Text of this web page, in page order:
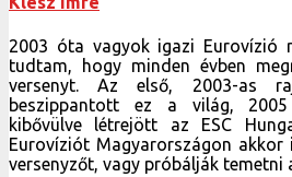
2003 óta vagyok igazi Eurovízió
tudtam, hogy minden évben
versenyt. Az első, 2003-as
beszippantott ez a világ,
kibővülve létrejött az ESC
Eurovíziót Magyarországon
versenyzőt, vagy próbálják temetni